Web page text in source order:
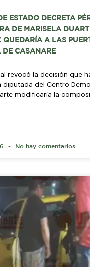
ESTADO DECRETA
DE MARISELA
QUEDARÍA A LAS
DE CASANARE
revocó la decisión que
diputada del Centro
modificaría la
No hay comentarios